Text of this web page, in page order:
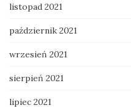
listopad 2021
październik 2021
wrzesień 2021
sierpień 2021
lipiec 2021